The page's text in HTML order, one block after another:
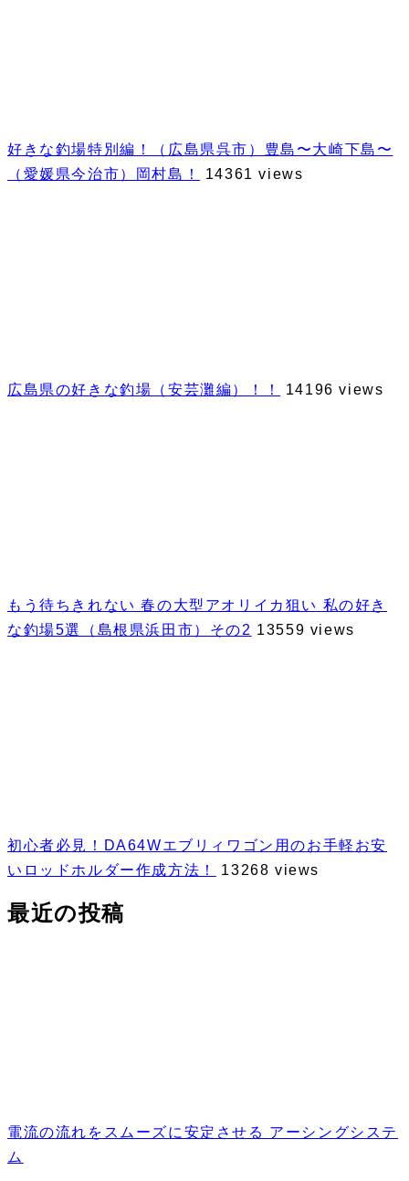
好きな釣場特別編！（広島県呉市）豊島〜大崎下島〜
（愛媛県今治市）岡村島！
14361 views
広島県の好きな釣場（安芸灘編）！！ 14196 views
もう待ちきれない 春の大型アオリイカ狙い 私の好き
な釣場5選（島根県浜田市）その2 13559 views
初心者必見！DA64Wエブリィワゴン用のお手軽お安
いロッドホルダー作成方法！
13268 views
最近の投稿
電流の流れをスムーズに安定させる アーシングシステ
ム